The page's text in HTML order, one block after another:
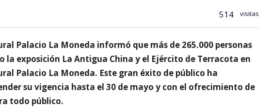
514 visitas
Palacio La Moneda informó que más de 265.000 personas
la exposición La Antigua China y el Ejército de Terracota en
Palacio La Moneda. Este gran éxito de público ha
su vigencia hasta el 30 de mayo y con el ofrecimiento de
todo público.